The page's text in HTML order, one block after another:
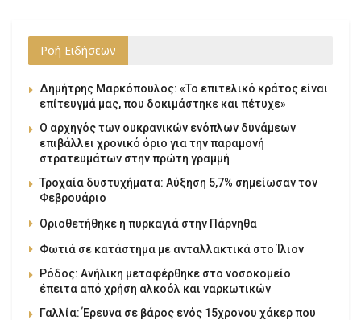
Ροή Ειδήσεων
Δημήτρης Μαρκόπουλος: «Το επιτελικό κράτος είναι
επίτευγμά μας, που δοκιμάστηκε και πέτυχε»
Ο αρχηγός των ουκρανικών ενόπλων δυνάμεων
επιβάλλει χρονικό όριο για την παραμονή
στρατευμάτων στην πρώτη γραμμή
Τροχαία δυστυχήματα: Αύξηση 5,7% σημείωσαν τον
Φεβρουάριο
Οριοθετήθηκε η πυρκαγιά στην Πάρνηθα
Φωτιά σε κατάστημα με ανταλλακτικά στο Ίλιον
Ρόδος: Ανήλικη μεταφέρθηκε στο νοσοκομείο
έπειτα από χρήση αλκοόλ και ναρκωτικών
Γαλλία: Έρευνα σε βάρος ενός 15χρονου χάκερ που